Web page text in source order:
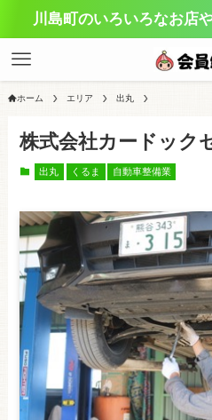
川島町のいろいろなお店
ホーム エリア 出丸
株式会社カードック
出丸 くるま 自動車整備業